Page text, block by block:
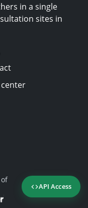
API Access
in a single
sites in